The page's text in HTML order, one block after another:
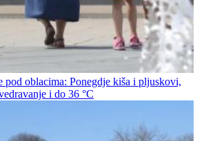
pod oblacima: Ponegdje kiša i pljuskovi,
i do 36 °C